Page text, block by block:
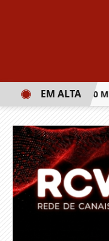
PRÊMIO DE R$ 20
EM ALTA